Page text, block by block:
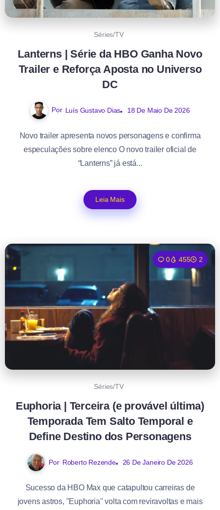
Séries/TV
Lanterns | Série da HBO Ganha Novo
Trailer e Reforça Aposta no Universo
DC
Por Luís Gustavo Dias 18 De Maio De 2026
Novo trailer apresenta novos personagens e confirma
especulações sobre elenco O novo trailer oficial de
“Lanterns” já está...
Leia Mais
0 455 2
Séries/TV
Euphoria | Terceira (e provável última)
Temporada Tem Salto Temporal e
Define Destino dos Personagens
Por Roberto Rezende 26 De Janeiro De 2026
Sucesso da HBO Max que catapultou carreiras de
jovens astros, "Euphoria" volta com reviravoltas e mais